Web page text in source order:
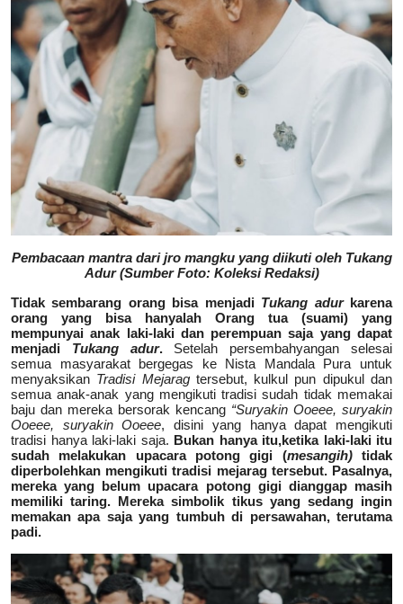
Pembacaan mantra dari jro mangku yang diikuti oleh Tukang
Adur (Sumber Foto: Koleksi Redaksi)
Tidak sembarang orang bisa menjadi Tukang adurkarena
orang yang bisa hanyalah Orang tua (suami) yang
mempunyai anak laki-laki dan perempuan saja yang dapat
menjadi Tukang adur.Setelah persembahyangan selesai
semua masyarakat bergegas ke Nista Mandala Pura untuk
menyaksikan Tradisi Mejarag tersebut, kulkul pun dipukul dan
semua anak-anak yang mengikuti tradisi sudah tidak memakai
baju dan mereka bersorak kencang “Suryakin Ooeee, suryakin
Ooeee, suryakin Ooeee, disini yang hanya dapat mengikuti
tradisi hanya laki-laki saja. Bukan hanya itu,ketika laki-laki itu
sudah melakukan upacara potong gigi (mesangih)tidak
diperbolehkan mengikuti tradisi mejarag tersebut. Pasalnya,
mereka yang belum upacara potong gigi dianggap masih
memiliki taring. Mereka simbolik tikus yang sedang ingin
memakan apa saja yang tumbuh di persawahan, terutama
padi.